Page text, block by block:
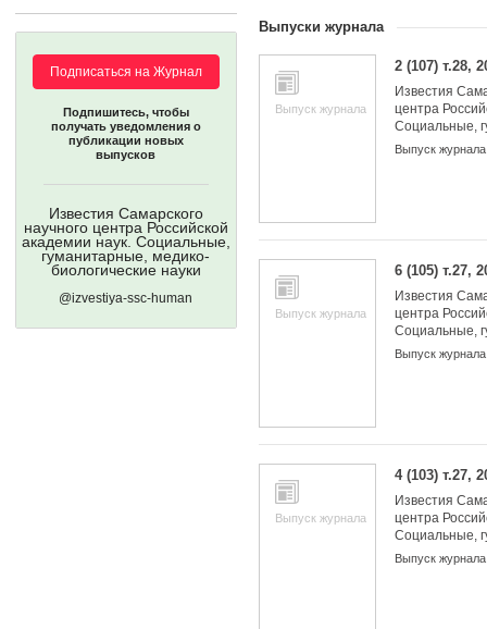
Подписаться на Журнал
Подпишитесь, чтобы
получать уведомления о
публикации новых
выпусков
Известия Самарского
научного центра Российской
академии наук. Социальные,
гуманитарные, медико-
биологические науки
@izvestiya-ssc-human
Учредители:
Выпуски журнала
Выпуск журнала
2 (107) т.28,
Известия
центра
Социальные,
медико-
Выпуск журнала
Выпуск журнала
6 (105) т.27,
Известия
центра
Социальные,
медико-
Выпуск журнала
Выпуск журнала
4 (103) т.27,
Известия
центра
Социальные,
медико-
Выпуск журнала